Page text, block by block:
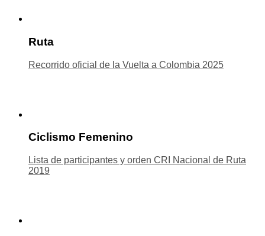
Ruta
Recorrido oficial de la Vuelta a Colombia 2025
Ciclismo Femenino
Lista de participantes y orden CRI Nacional de Ruta
2019